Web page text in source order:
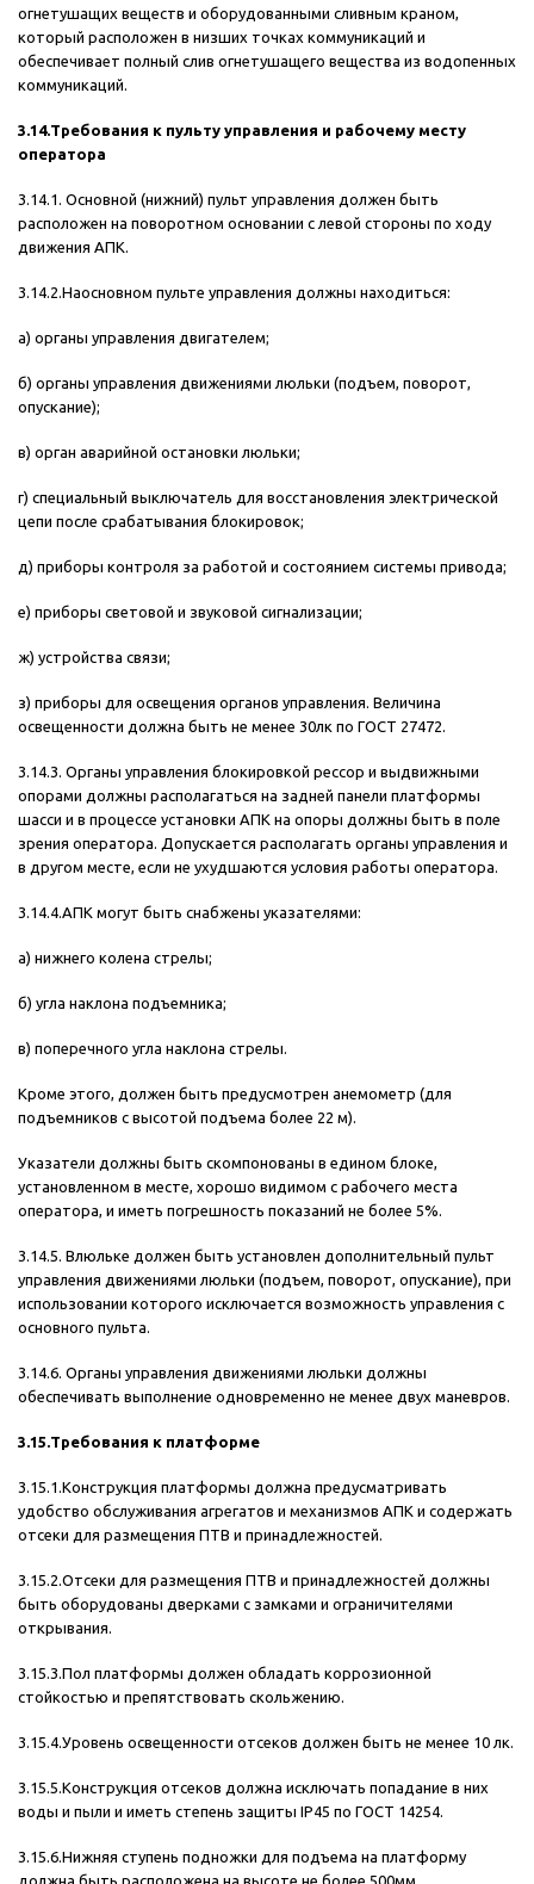
огнетушащих веществ и оборудованными сливным краном,
который расположен в низших точках коммуникаций и
обеспечивает полный слив огнетушащего вещества из водопенных
коммуникаций.
3.14.Требования к пульту управления и рабочему месту
оператора
3.14.1. Основной (нижний) пульт управления должен быть
расположен на поворотном основании с левой стороны по ходу
движения АПК.
3.14.2.Наосновном пульте управления должны находиться:
а) органы управления двигателем;
б) органы управления движениями люльки (подъем, поворот,
опускание);
в) орган аварийной остановки люльки;
г) специальный выключатель для восстановления электрической
цепи после срабатывания блокировок;
д) приборы контроля за работой и состоянием системы привода;
е) приборы световой и звуковой сигнализации;
ж) устройства связи;
з) приборы для освещения органов управления. Величина
освещенности должна быть не менее 30лк по ГОСТ 27472.
3.14.3. Органы управления блокировкой рессор и выдвижными
опорами должны располагаться на задней панели платформы
шасси и в процессе установки АПК на опоры должны быть в поле
зрения оператора. Допускается располагать органы управления и
в другом месте, если не ухудшаются условия работы оператора.
3.14.4.АПК могут быть снабжены указателями:
а) нижнего колена стрелы;
б) угла наклона подъемника;
в) поперечного угла наклона стрелы.
Кроме этого, должен быть предусмотрен анемометр (для
подъемников с высотой подъема более 22 м).
Указатели должны быть скомпонованы в едином блоке,
установленном в месте, хорошо видимом с рабочего места
оператора, и иметь погрешность показаний не более 5%.
3.14.5. Влюльке должен быть установлен дополнительный пульт
управления движениями люльки (подъем, поворот, опускание), при
использовании которого исключается возможность управления с
основного пульта.
3.14.6. Органы управления движениями люльки должны
обеспечивать выполнение одновременно не менее двух маневров.
3.15.Требования к платформе
3.15.1.Конструкция платформы должна предусматривать
удобство обслуживания агрегатов и механизмов АПК и содержать
отсеки для размещения ПТВ и принадлежностей.
3.15.2.Отсеки для размещения ПТВ и принадлежностей должны
быть оборудованы дверками с замками и ограничителями
открывания.
3.15.3.Пол платформы должен обладать коррозионной
стойкостью и препятствовать скольжению.
3.15.4.Уровень освещенности отсеков должен быть не менее 10 лк.
3.15.5.Конструкция отсеков должна исключать попадание в них
воды и пыли и иметь степень защиты IР45 по ГОСТ 14254.
3.15.6.Нижняя ступень подножки для подъема на платформу
должна быть расположена на высоте не более 500мм.